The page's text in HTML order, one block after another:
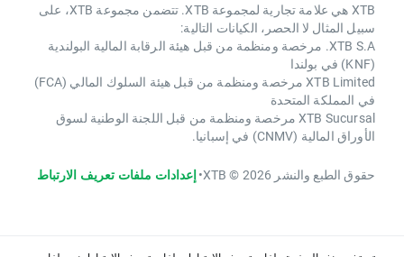
XTB هي علامة تجارية لمجموعة XTB. تتضمن مجموعة XTB، على
سبيل المثال لا الحصر، الكيانات التالية:
XTB S.A. مرخصة ومنظمة من قبل هيئة الرقابة المالية البولندية
(KNF) في بولندا
XTB Limited مرخصة ومنظمة من قبل هيئة السلوك المالي (FCA)
في المملكة المتحدة
XTB Sucursal مرخصة ومنظمة من قبل اللجنة الوطنية لسوق
الأوراق المالية (CNMV) في إسبانيا.
حقوق الطبع والنشر 2026 © XTB •إعدادات ملفات تعريف الارتباط